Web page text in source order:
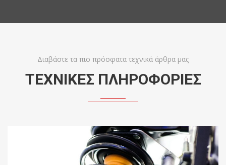
Διαβάστε τα πιο πρόσφατα τεχνικά άρθρα μας
ΤΕΧΝΙΚΕΣ ΠΛΗΡΟΦΟΡΙΕΣ